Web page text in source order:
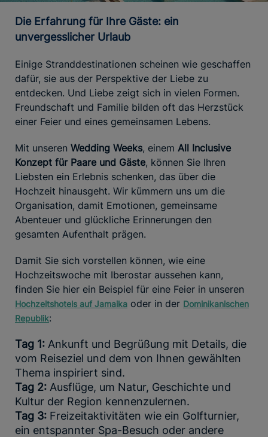
Die Erfahrung für Ihre Gäste: ein
unvergesslicher Urlaub
Einige Stranddestinationen scheinen wie geschaffen
dafür, sie aus der Perspektive der Liebe zu
entdecken. Und Liebe zeigt sich in vielen Formen.
Freundschaft und Familie bilden oft das Herzstück
einer Feier und eines gemeinsamen Lebens.
Mit unseren Wedding Weeks, einem All Inclusive
Konzept für Paare und Gäste, können Sie Ihren
Liebsten ein Erlebnis schenken, das über die
Hochzeit hinausgeht. Wir kümmern uns um die
Organisation, damit Emotionen, gemeinsame
Abenteuer und glückliche Erinnerungen den
gesamten Aufenthalt prägen.
Damit Sie sich vorstellen können, wie eine
Hochzeitswoche mit Iberostar aussehen kann,
finden Sie hier ein Beispiel für eine Feier in unseren
Hochzeitshotels auf Jamaika oder in der Dominikanischen
Republik:
Tag 1: Ankunft und Begrüßung mit Details, die
vom Reiseziel und dem von Ihnen gewählten
Thema inspiriert sind.
Tag 2: Ausflüge, um Natur, Geschichte und
Kultur der Region kennenzulernen.
Tag 3: Freizeitaktivitäten wie ein Golfturnier,
ein entspannter Spa-Besuch oder andere